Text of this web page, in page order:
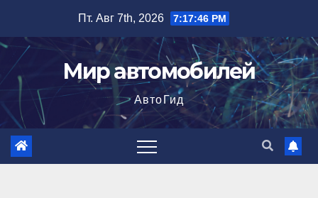
содержимому
Пт. Авг 7th, 2026 7:17:47 PM
Мир автомобилей
АвтоГид